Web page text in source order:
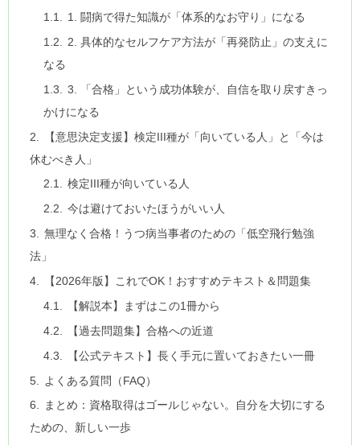
1. 闘病で得た知識が「体系的なお守り」になる
2. 具体的なセルフケア方法が「再発防止」の支えに
なる
3. 「合格」という成功体験が、自信を取り戻すきっ
かけになる
【意思決定支援】検定III種が「向いている人」と「今は
休むべき人」
検定III種が向いている人
今は避けておいたほうがいい人
無理なく合格！うつ病当事者のための「低空飛行勉強
法」
【2026年版】これでOK！おすすめテキスト＆問題集
【解説本】まずはこの1冊から
【過去問題集】合格への近道
【公式テキスト】長く手元に置いておきたい一冊
よくある質問（FAQ）
まとめ：資格取得はゴールじゃない。自分を大切にする
ための、新しい一歩